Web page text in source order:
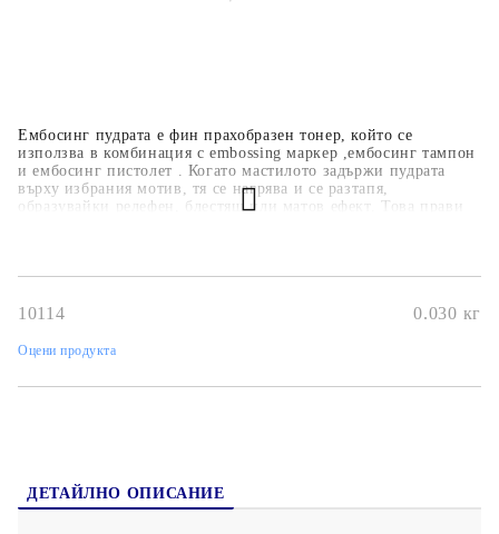
Ембосинг пудрата е фин прахобразен тонер, който се
използва в комбинация с embossing маркер ,ембосинг тампон
и ембосинг пистолет . Когато мастилото задържи пудрата
върху избрания мотив, тя се нагрява и се разтапя,
образувайки релефен, блестящ или матов ефект. Това прави
10114 0.030 кг
Оцени продукта
ДЕТАЙЛНО ОПИСАНИЕ